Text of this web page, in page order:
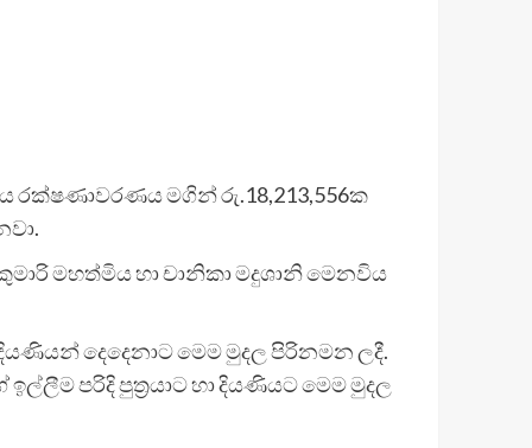
රක්ෂණාවරණය මගින් රු.18,213,556ක
මහත්මිය හා චානිකා මදුශානි මෙනවිය
දෙදෙනාට මෙම මුදල පිරිනමන ලදී.
පරිදි පුත්‍රයාට හා දියණියට මෙම මුදල